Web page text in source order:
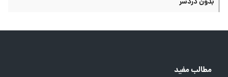
مطالب مفید